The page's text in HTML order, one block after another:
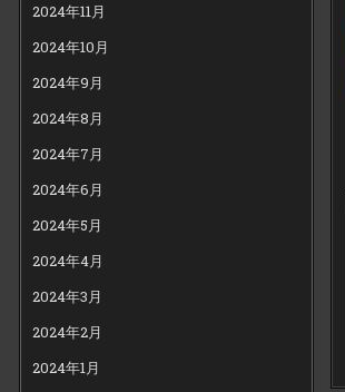
2024年11月
2024年10月
2024年9月
2024年8月
2024年7月
2024年6月
2024年5月
2024年4月
2024年3月
2024年2月
2024年1月